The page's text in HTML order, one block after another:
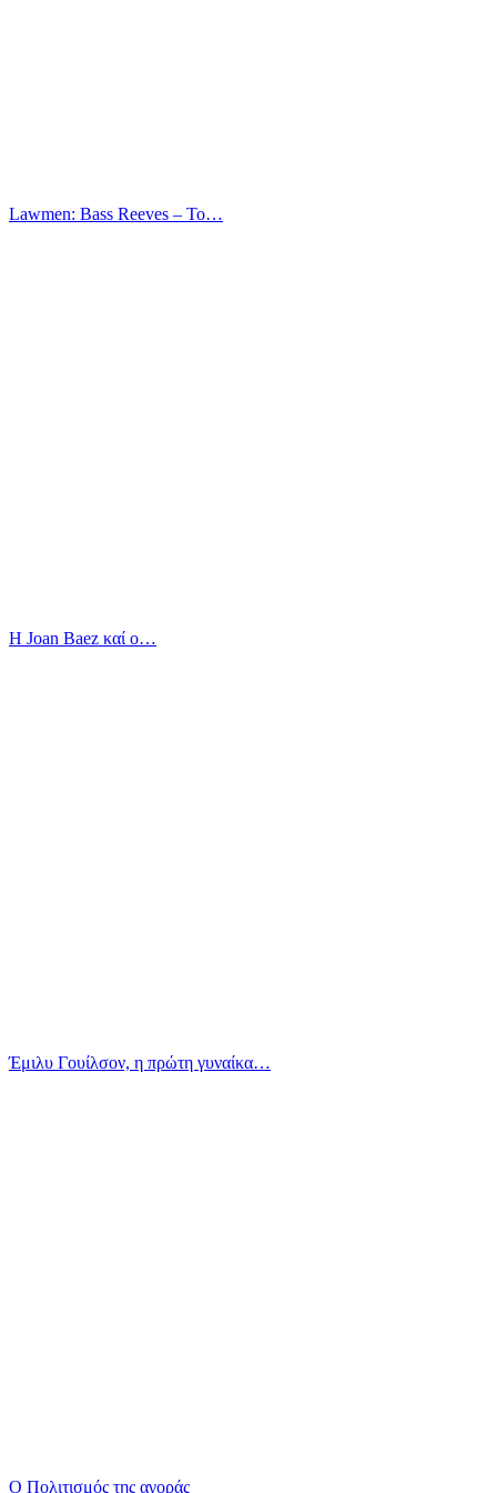
Lawmen: Bass Reeves – Το…
Η Joan Baez καί ο…
Έμιλυ Γουίλσον, η πρώτη γυναίκα…
Ο Πολιτισμός της αγοράς